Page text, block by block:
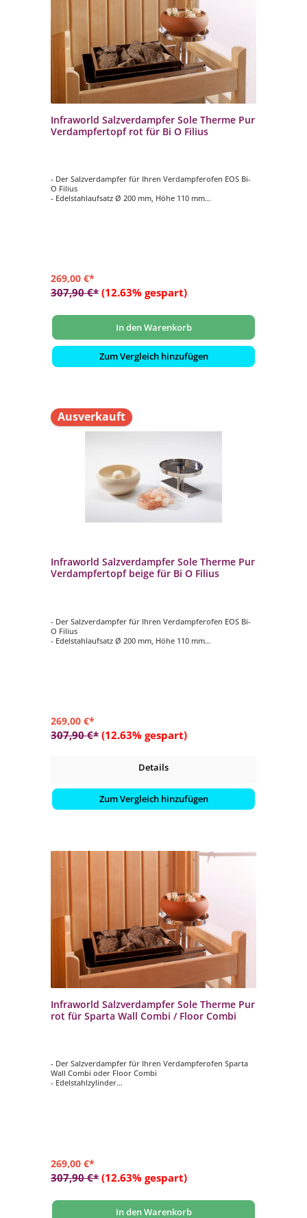
Infraworld Salzverdampfer Sole Therme Pur
Verdampfertopf rot für Bi O Filius
- Der Salzverdampfer für Ihren Verdampferofen EOS Bi-
O Filius
- Edelstahlaufsatz Ø 200 mm, Höhe 110 mm
269,00 €*
307,90 €* (12.63% gespart)
In den Warenkorb
Zum Vergleich hinzufügen
Ausverkauft
Infraworld Salzverdampfer Sole Therme Pur
Verdampfertopf beige für Bi O Filius
- Der Salzverdampfer für Ihren Verdampferofen EOS Bi-
O Filius
- Edelstahlaufsatz Ø 200 mm, Höhe 110 mm
269,00 €*
307,90 €* (12.63% gespart)
Details
Zum Vergleich hinzufügen
Infraworld Salzverdampfer Sole Therme Pur
rot für Sparta Wall Combi / Floor Combi
- Der Salzverdampfer für Ihren Verdampferofen Sparta
Wall Combi oder Floor Combi
- Edelstahlzylinder
269,00 €*
307,90 €* (12.63% gespart)
In den Warenkorb